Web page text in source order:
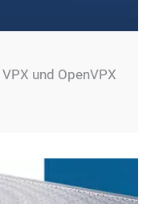
und OpenVPX